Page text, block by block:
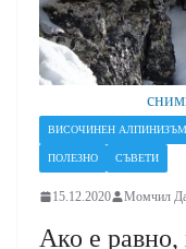
ВИСОЧИНЕН АЛПИНИЗЪМ
ПОЛЕЗНО СЪВЕТИ
15.12.2020 Момчил
Ако е